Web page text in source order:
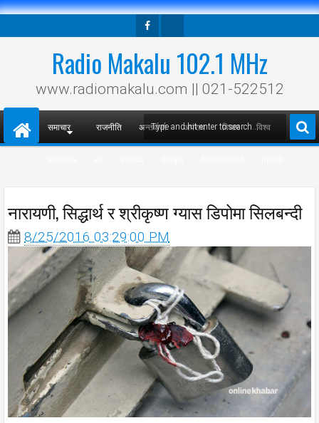
Radio Makalu 102.1 MHz
www.radiomakalu.com || 021-522512
समाचार राजनीति अन्तर्वार्ता अपराध विचार विश्व
नारायणी, सिद्धार्थ र श्रीकृष्ण ग्यास डिपोमा सिलबन्दी
8/25/2016 03:29:00 PM